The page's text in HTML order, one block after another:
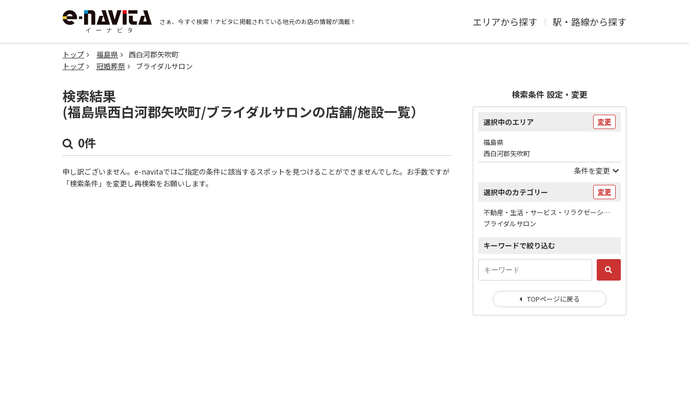
さぁ、今すぐ検索！ ナビタに掲載されている地元のお店の情報が満載！ エリアから探す 駅・路線から探す
トップ 福島県
西白河郡矢吹町
トップ
冠婚葬祭 ブライダルサロン
検索結果
(福島県西白河郡矢吹町/ブライダルサロンの店舗/施設一覧）
0件
申し訳ございません。e-navitaではご指定の条件に該当するスポットを見つけることができませんでした。お手数ですが
「検索条件」を変更し再検索をお願いします。
検索条件 設定・変更
選択中のエリア 変更
福島県
西白河郡矢吹町
条件を変更
選択中のカテゴリー 変更
不動産・生活・サービス・リラクゼーション / 冠婚葬祭
ブライダルサロン
キーワードで絞り込む
TOPページに戻る